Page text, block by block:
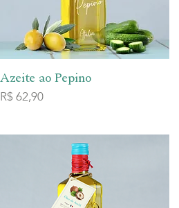
Visualização rápida
Azeite ao Pepino
Preço
R$ 62,90